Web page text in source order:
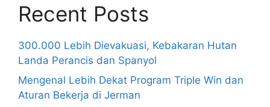
Recent Posts
300.000 Lebih Dievakuasi, Kebakaran Hutan
Landa Perancis dan Spanyol
Mengenal Lebih Dekat Program Triple Win dan
Aturan Bekerja di Jerman